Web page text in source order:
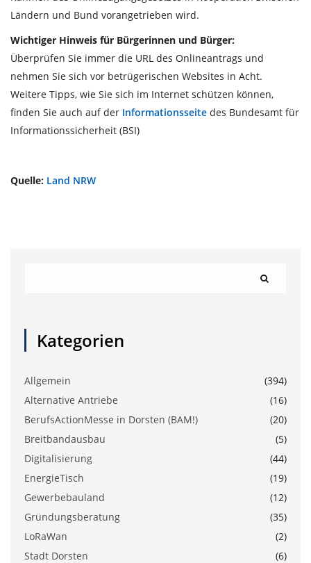
Ländern und Bund vorangetrieben wird.
Wichtiger Hinweis für Bürgerinnen und Bürger:
Überprüfen Sie immer die URL des Onlineantrags und
nehmen Sie sich vor betrügerischen Websites in Acht.
Weitere Tipps, wie Sie sich im Internet schützen können,
finden Sie auch auf der Informationsseite des Bundesamt für
Informationssicherheit (BSI)
Quelle: Land NRW
Kategorien
Allgemein
(394)
Alternative Antriebe
(16)
BerufsActionMesse in Dorsten (BAM!)
(20)
Breitbandausbau
(5)
Digitalisierung
(44)
EnergieTisch
(19)
Gewerbebauland
(12)
Gründungsberatung
(35)
LoRaWan
(2)
Stadt Dorsten
(6)